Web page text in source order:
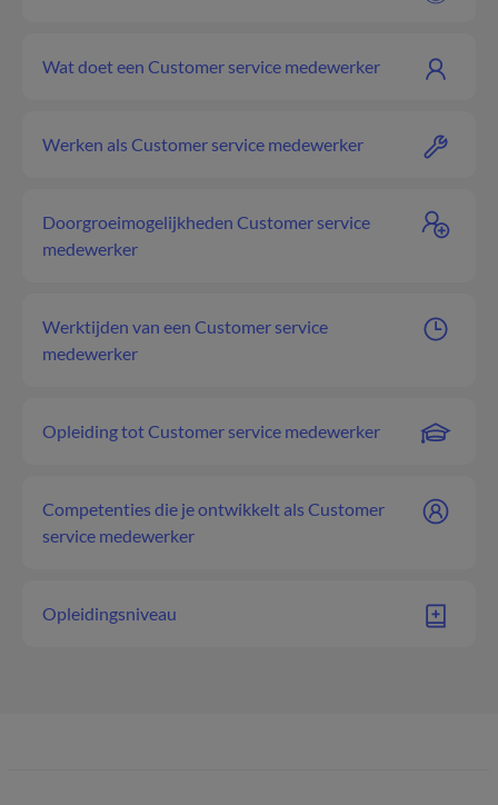
Wat doet een Customer service medewerker
Werken als Customer service medewerker
Doorgroeimogelijkheden Customer service
medewerker
Werktijden van een Customer service
medewerker
Opleiding tot Customer service medewerker
Competenties die je ontwikkelt als Customer
service medewerker
Opleidingsniveau